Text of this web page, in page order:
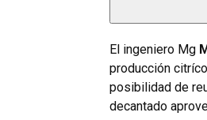
El ingeniero Mg
producción
posibilidad de
decantado